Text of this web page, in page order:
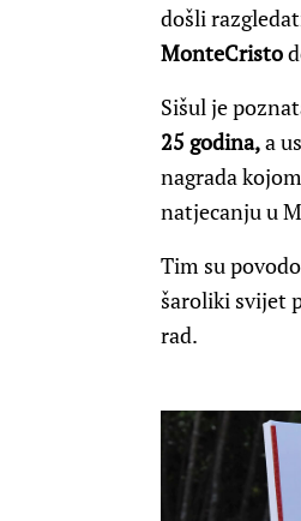
došli
MonteCristo
Sišul je
25 godina,a
nagrada
natjecanju u
Tim su
šaroliki svijet
rad.